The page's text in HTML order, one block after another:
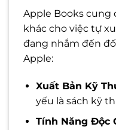
Apple Books cung
khác cho việc tự
đang nhắm đến
Apple:
Xuất Bản Kỹ
yếu là sách kỹ
Tính Năng Độc